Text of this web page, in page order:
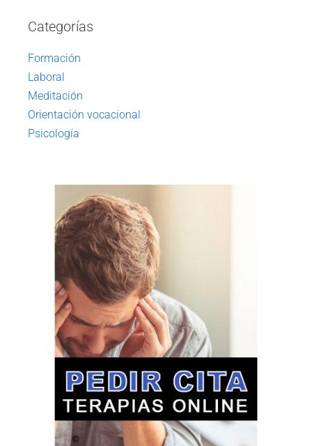
Categorías
Formación
Laboral
Meditación
Orientación vocacional
Psicología